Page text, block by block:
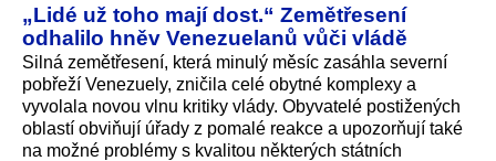
„Lidé už toho mají dost.“ Zemětřesení
odhalilo hněv Venezuelanů vůči vládě
Silná zemětřesení, která minulý měsíc zasáhla severní
pobřeží Venezuely, zničila celé obytné komplexy a
vyvolala novou vlnu kritiky vlády. Obyvatelé postižených
oblastí obviňují úřady z pomalé reakce a upozorňují také
na možné problémy s kvalitou některých státních